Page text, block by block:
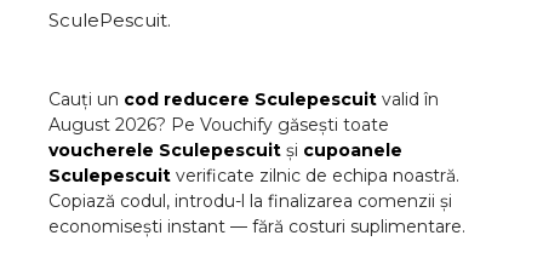
SculePescuit.
Cauți un cod reducere Sculepescuit valid în
August 2026? Pe Vouchify găsești toate
voucherele Sculepescuit și cupoanele
Sculepescuit verificate zilnic de echipa noastră.
Copiază codul, introdu-l la finalizarea comenzii și
economisești instant — fără costuri suplimentare.